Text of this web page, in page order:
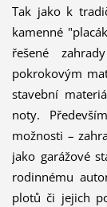
Tak jako k
kamenné
řešené
pokrokovým
stavební
noty.
možnosti –
jako garážové
rodinnému
plotů či jejich